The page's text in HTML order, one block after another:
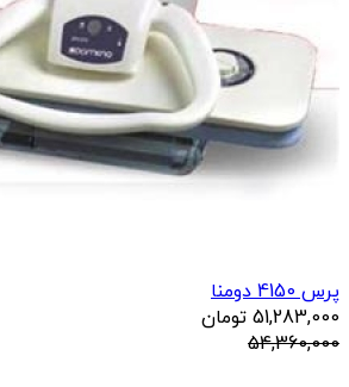
پرس 4150 دومنا
51,283,000 تومان
54,360,000